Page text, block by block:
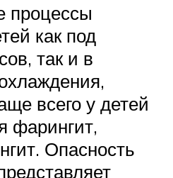
процессы
как под
так и в
всего у детей
фарингит,
Опасность